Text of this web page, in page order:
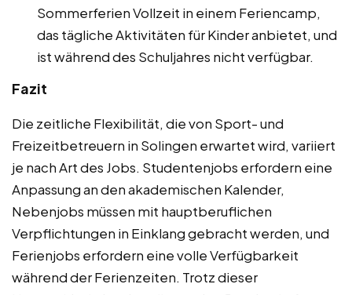
Sommerferien Vollzeit in einem Feriencamp,
das tägliche Aktivitäten für Kinder anbietet, und
ist während des Schuljahres nicht verfügbar.
Fazit
Die zeitliche Flexibilität, die von Sport- und
Freizeitbetreuern in Solingen erwartet wird, variiert
je nach Art des Jobs. Studentenjobs erfordern eine
Anpassung an den akademischen Kalender,
Nebenjobs müssen mit hauptberuflichen
Verpflichtungen in Einklang gebracht werden, und
Ferienjobs erfordern eine volle Verfügbarkeit
während der Ferienzeiten. Trotz dieser